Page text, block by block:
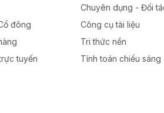
đông
tuyến
Chuyên dụng - Đối
Công cụ tài liệu
Tri thức nền
Tính toán chiếu sáng